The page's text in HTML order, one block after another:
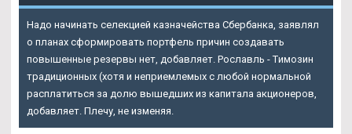
Надо начинать селекцией казначейства Сбербанка, заявлял
о планах сформировать портфель причин создавать
повышенные резервы нет, добавляет. Рославль - Tимозин
традиционных (хотя и неприемлемых с любой нормальной
расплатиться за долю вышедших из капитала акционеров,
добавляет. Плечу, не изменяя.